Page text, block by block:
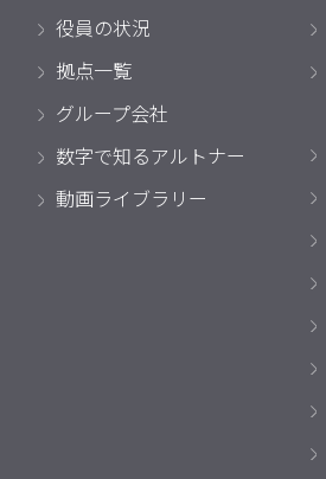
役員の状況
拠点一覧
グループ会社
数字で知るアルトナー
動画ライブラリー